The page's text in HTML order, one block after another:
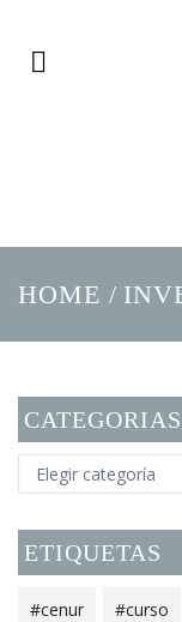
HOME /
CATEGORIAS
CATEGORIAS
ETIQUETAS
#cenur #curso